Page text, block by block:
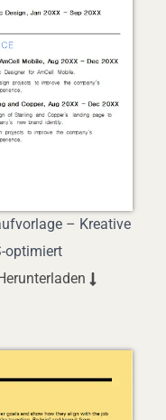
– Kreative
optimiert